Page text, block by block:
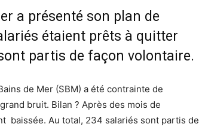
a présenté son plan de
étaient prêts à quitter
partis de façon volontaire.
de Mer (SBM) a été contrainte de
bruit. Bilan ? Après des mois de
baissée. Au total, 234 salariés sont partis de